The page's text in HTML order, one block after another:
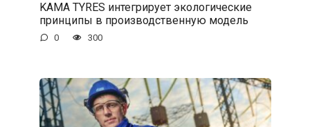
KAMA TYRES интегрирует экологические
принципы в производственную модель
0 300